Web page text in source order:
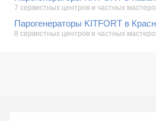
7 сервистных центров и частных
Парогенераторы KITFORT в
8 сервистных центров и частных